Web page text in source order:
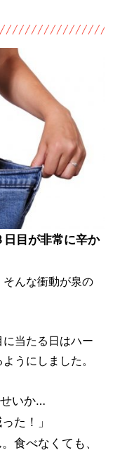
日目が非常に辛か
そんな衝動が泉の
当たる日はハー
うにしました。
いか…
た！」
食べなくても、